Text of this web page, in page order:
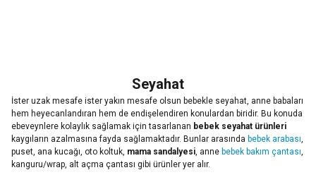
Seyahat
İster uzak mesafe ister yakın mesafe olsun bebekle seyahat, anne babaları
hem heyecanlandıran hem de endişelendiren konulardan biridir. Bu konuda
ebeveynlere kolaylık sağlamak için tasarlanan bebek seyahat ürünleri
kaygıların azalmasına fayda sağlamaktadır. Bunlar arasında bebek arabası,
puset, ana kucağı, oto koltuk, mama sandalyesi, anne bebek bakım çantası,
kanguru/wrap, alt açma çantası gibi ürünler yer alır.